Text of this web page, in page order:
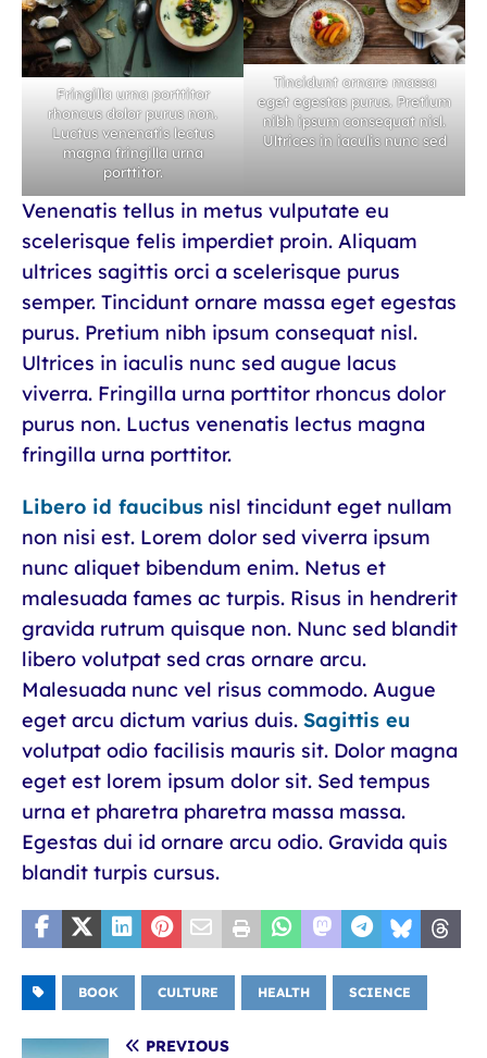
Fringilla urna porttitor
rhoncus dolor purus non.
Luctus venenatis lectus
magna fringilla urna
porttitor.
Tincidunt ornare massa
eget egestas purus. Pretium
nibh ipsum consequat nisl.
Ultrices in iaculis nunc sed
Venenatis tellus in metus vulputate eu
scelerisque felis imperdiet proin. Aliquam
ultrices sagittis orci a scelerisque purus
semper. Tincidunt ornare massa eget egestas
purus. Pretium nibh ipsum consequat nisl.
Ultrices in iaculis nunc sed augue lacus
viverra. Fringilla urna porttitor rhoncus dolor
purus non. Luctus venenatis lectus magna
fringilla urna porttitor.
Libero id faucibus nisl tincidunt eget nullam
non nisi est. Lorem dolor sed viverra ipsum
nunc aliquet bibendum enim. Netus et
malesuada fames ac turpis. Risus in hendrerit
gravida rutrum quisque non. Nunc sed blandit
libero volutpat sed cras ornare arcu.
Malesuada nunc vel risus commodo. Augue
eget arcu dictum varius duis. Sagittis eu
volutpat odio facilisis mauris sit. Dolor magna
eget est lorem ipsum dolor sit. Sed tempus
urna et pharetra pharetra massa massa.
Egestas dui id ornare arcu odio. Gravida quis
blandit turpis cursus.
BOOK CULTURE HEALTH SCIENCE
PREVIOUS